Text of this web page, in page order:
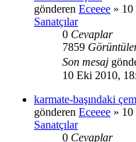
gönderen Eceeee »
Sanatçılar
0 Cevaplar
7859
Son mesaj
10 Eki 2010,
karmate-başındaki
gönderen Eceeee »
Sanatçılar
0 Cevaplar